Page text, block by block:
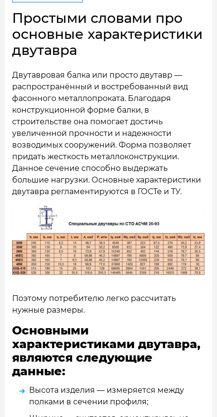
Простыми словами про
основные характеристики
двутавра
Двутавровая балка или просто двутавр —
распространённый и востребованный вид
фасонного металлопроката. Благодаря
конструкционной форме балки, в
строительстве она помогает достичь
увеличенной прочности и надежности
возводимых сооружений. Форма позволяет
придать жесткость металлоконструкции.
Данное сечение способно выдержать
большие нагрузки. Основные характеристики
двутавра регламентируются в ГОСТе и ТУ.
Поэтому потребителю легко рассчитать
нужные размеры.
Основными
характеристиками двутавра,
являются следующие
данные:
Высота изделия — измеряется между
полками в сечении профиля;